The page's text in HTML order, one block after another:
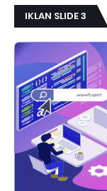
IKLAN SLIDE 3